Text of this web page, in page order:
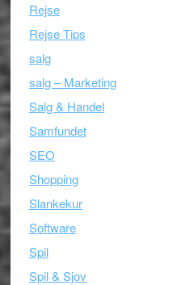
Rejse
Rejse Tips
salg
salg – Marketing
Salg & Handel
Samfundet
SEO
Shopping
Slankekur
Software
Spil
Spil & Sjov